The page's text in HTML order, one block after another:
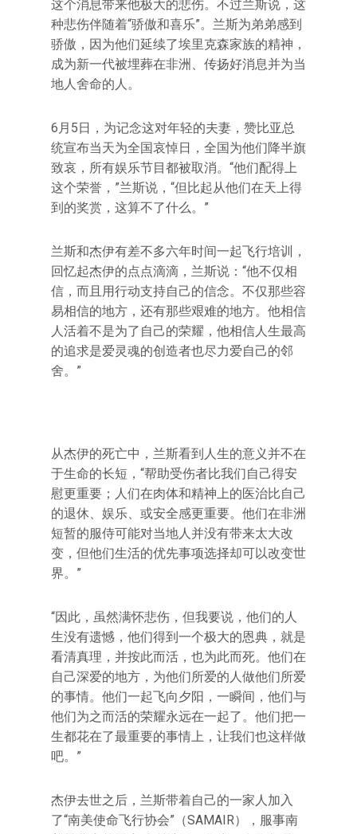
这个消息带来他极大的悲伤。不过兰斯说，这
种悲伤伴随着“骄傲和喜乐”。兰斯为弟弟感到
骄傲，因为他们延续了埃里克森家族的精神，
成为新一代被埋葬在非洲、传扬好消息并为当
地人舍命的人。
6月5日，为记念这对年轻的夫妻，赞比亚总
统宣布当天为全国哀悼日，全国为他们降半旗
致哀，所有娱乐节目都被取消。“他们配得上
这个荣誉，”兰斯说，“但比起从他们在天上得
到的奖赏，这算不了什么。”
兰斯和杰伊有差不多六年时间一起飞行培训，
回忆起杰伊的点点滴滴，兰斯说：“他不仅相
信，而且用行动支持自己的信念。不仅那些容
易相信的地方，还有那些艰难的地方。他相信
人活着不是为了自己的荣耀，他相信人生最高
的追求是爱灵魂的创造者也尽力爱自己的邻
舍。”
从杰伊的死亡中，兰斯看到人生的意义并不在
于生命的长短，“帮助受伤者比我们自己得安
慰更重要；人们在肉体和精神上的医治比自己
的退休、娱乐、或安全感更重要。他们在非洲
短暂的服侍可能对当地人并没有带来太大改
变，但他们生活的优先事项选择却可以改变世
界。”
“因此，虽然满怀悲伤，但我要说，他们的人
生没有遗憾，他们得到一个极大的恩典，就是
看清真理，并按此而活，也为此而死。他们在
自己深爱的地方，为他们所爱的人做他们所爱
的事情。他们一起飞向夕阳，一瞬间，他们与
他们为之而活的荣耀永远在一起了。他们把一
生都花在了最重要的事情上，让我们也这样做
吧。”
杰伊去世之后，兰斯带着自己的一家人加入
了“南美使命飞行协会”（SAMAIR），服事南